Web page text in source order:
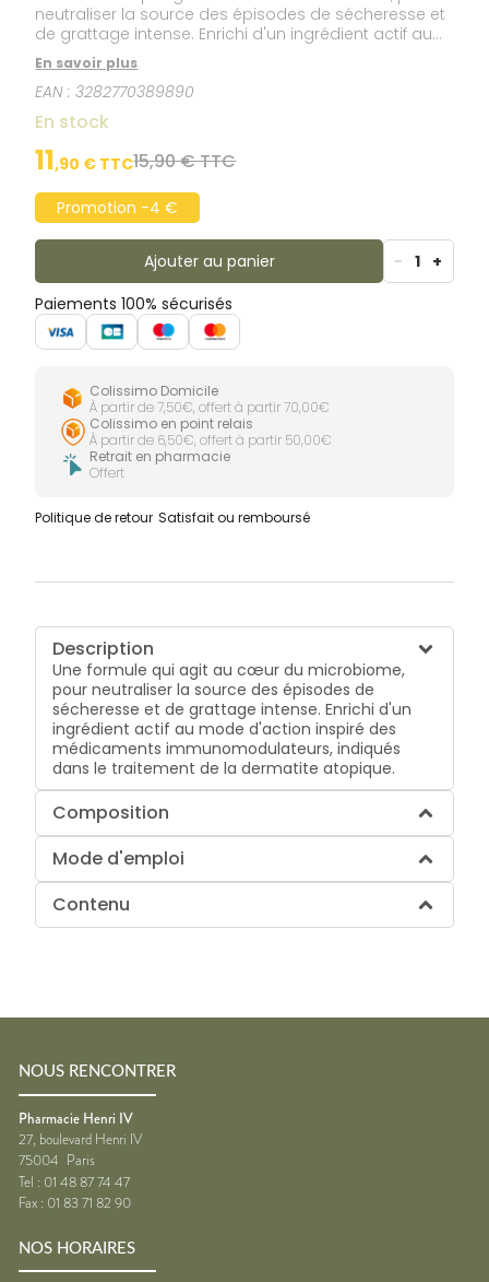
neutraliser la source des épisodes de sécheresse et
de grattage intense. Enrichi d'un ingrédient actif au
mode d'action inspiré des médicaments
immunomodulateurs, indiqués dans le traitement de
la dermatite atopique.
En savoir plus
EAN :3282770389890
En stock
11,90 € TTC15,90 € TTC
Promotion -4 €
Ajouter au panier - 1 +
Paiements 100% sécurisés
Colissimo Domicile
À partir de 7,50€, offert à partir 70,00€
Colissimo en point relais
À partir de 6,50€, offert à partir 50,00€
Retrait en pharmacie
Offert
Politique de retour Satisfait ou remboursé
Description
Une formule qui agit au cœur du microbiome,
pour neutraliser la source des épisodes de
sécheresse et de grattage intense. Enrichi d'un
ingrédient actif au mode d'action inspiré des
médicaments immunomodulateurs, indiqués
dans le traitement de la dermatite atopique.
Composition
Mode d'emploi
Contenu
NOUS RENCONTRER
Pharmacie Henri IV
27, boulevard Henri IV
75004 Paris
Tel : 01 48 87 74 47
Fax : 01 83 71 82 90
NOS HORAIRES